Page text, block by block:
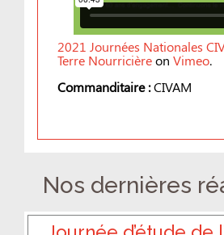
2021 Journées Nationales
Terre Nourricièreon Vimeo.
Commanditaire :CIVAM
Nos dernières